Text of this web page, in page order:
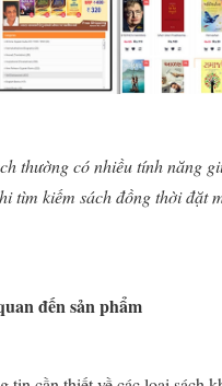
thường có nhiều tính năng
tìm kiếm sách đồng thời đặt
đến sản phẩm